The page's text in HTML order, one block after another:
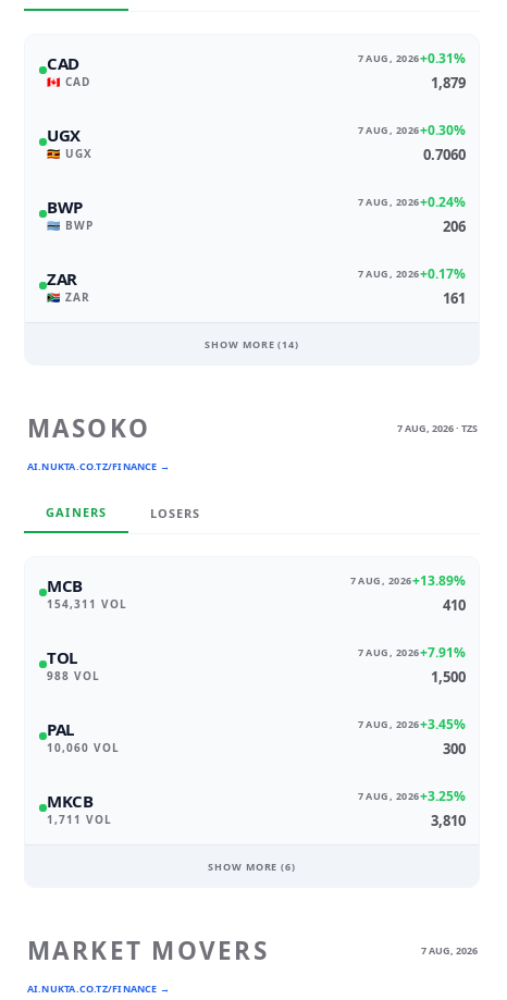
CAD
🇨🇦 CAD
7 AUG, 2026+0.31%
1,879
UGX
🇺🇬 UGX
7 AUG, 2026+0.30%
0.7060
BWP
🇧🇼 BWP
7 AUG, 2026+0.24%
206
ZAR
🇿🇦 ZAR
7 AUG, 2026+0.17%
161
SHOW MORE (14)
MASOKO
AI.NUKTA.CO.TZ/FINANCE →
7 AUG, 2026 · TZS
GAINERS LOSERS
MCB
154,311 VOL
7 AUG, 2026+13.89%
410
TOL
988 VOL
7 AUG, 2026+7.91%
1,500
PAL
10,060 VOL
7 AUG, 2026+3.45%
300
MKCB
1,711 VOL
7 AUG, 2026+3.25%
3,810
SHOW MORE (6)
MARKET MOVERS
AI.NUKTA.CO.TZ/FINANCE →
7 AUG, 2026